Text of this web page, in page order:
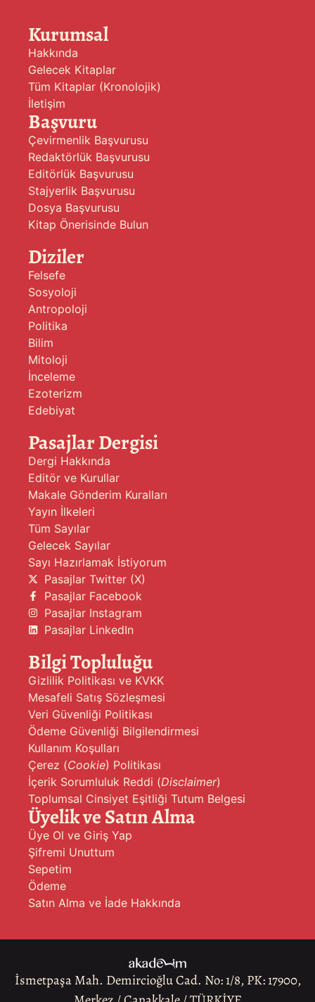
Kurumsal
Hakkında
Gelecek Kitaplar
Tüm Kitaplar (Kronolojik)
İletişim
Başvuru
Çevirmenlik Başvurusu
Redaktörlük Başvurusu
Editörlük Başvurusu
Stajyerlik Başvurusu
Dosya Başvurusu
Kitap Önerisinde Bulun
Diziler
Felsefe
Sosyoloji
Antropoloji
Politika
Bilim
Mitoloji
İnceleme
Ezoterizm
Edebiyat
Pasajlar Dergisi
Dergi Hakkında
Editör ve Kurullar
Makale Gönderim Kuralları
Yayın İlkeleri
Tüm Sayılar
Gelecek Sayılar
Sayı Hazırlamak İstiyorum
Pasajlar Twitter (X)
Pasajlar Facebook
Pasajlar Instagram
Pasajlar LinkedIn
Bilgi Topluluğu
Gizlilik Politikası ve KVKK
Mesafeli Satış Sözleşmesi
Veri Güvenliği Politikası
Ödeme Güvenliği Bilgilendirmesi
Kullanım Koşulları
Çerez (Cookie) Politikası
İçerik Sorumluluk Reddi (Disclaimer)
Toplumsal Cinsiyet Eşitliği Tutum Belgesi
Üyelik ve Satın Alma
Üye Ol ve Giriş Yap
Şifremi Unuttum
Sepetim
Ödeme
Satın Alma ve İade Hakkında
İsmetpaşa Mah. Demircioğlu Cad. No: 1/8, PK: 17900,